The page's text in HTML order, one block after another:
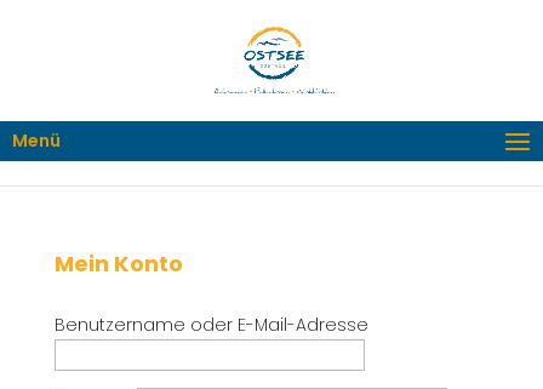
Menü
Mein Konto
Benutzername oder E-Mail-Adresse